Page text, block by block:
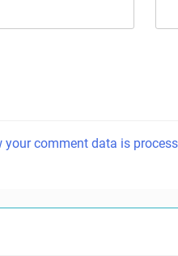
your comment data is